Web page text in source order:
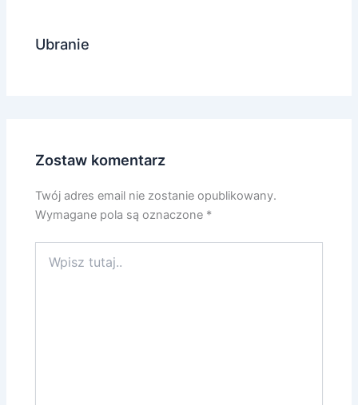
Ubranie
Zostaw komentarz
Twój adres email nie zostanie opublikowany.
Wymagane pola są oznaczone *
tutaj..